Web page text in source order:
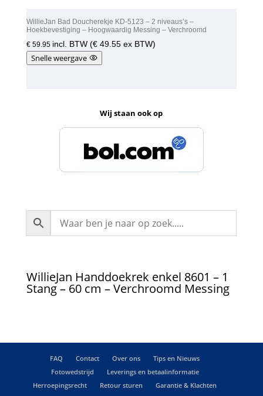
WillieJan Bad Doucherekje KD-5123 – 2 niveaus’s –
Hoekbevestiging – Hoogwaardig Messing – Verchroomd
€59.95 incl. BTW (€49.55ex BTW)
Snelle weergave
Wij staan ook op
WillieJan Handdoekrek enkel 8601 – 1
Stang – 60 cm – Verchroomd Messing
FAQ Contact Over ons
Tips en Nieuws
Fotowedstrijd
Leverings en betaalinformatie
Herroepingsrecht
Retour sturen
Garantie & Klachten